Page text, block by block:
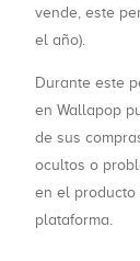
vende, este
el año).
Durante este
en Wallapop
de sus
ocultos o
en el producto
plataforma.